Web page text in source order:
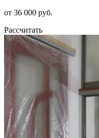
от 36 000 руб.
Рассчитать